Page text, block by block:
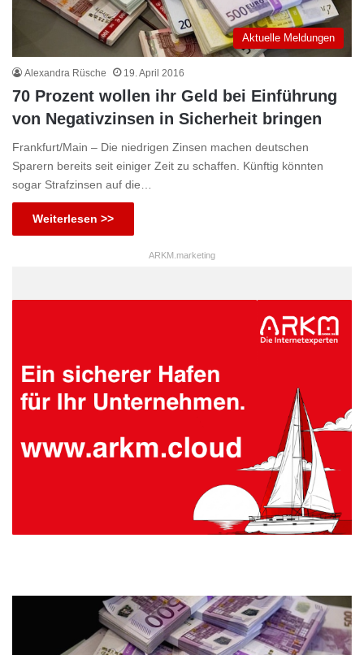
Aktuelle Meldungen
Alexandra Rüsche 19. April 2016
70 Prozent wollen ihr Geld bei Einführung
von Negativzinsen in Sicherheit bringen
Frankfurt/Main – Die niedrigen Zinsen machen deutschen
Sparern bereits seit einiger Zeit zu schaffen. Künftig könnten
sogar Strafzinsen auf die…
Weiterlesen >>
ARKM.marketing